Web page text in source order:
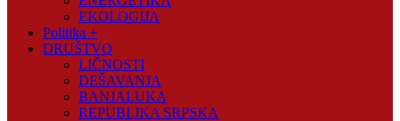
EKOLOGIJA
Politika +
DRUŠTVO
LIČNOSTI
DEŠAVANJA
BANJALUKA
REPUBLIKA SRPSKA